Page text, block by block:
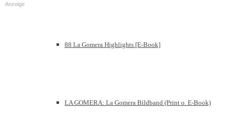
88 La Gomera Highlights [E-Book]
LA GOMERA: La Gomera Bildband (Print o. E-Book)
Anzeige